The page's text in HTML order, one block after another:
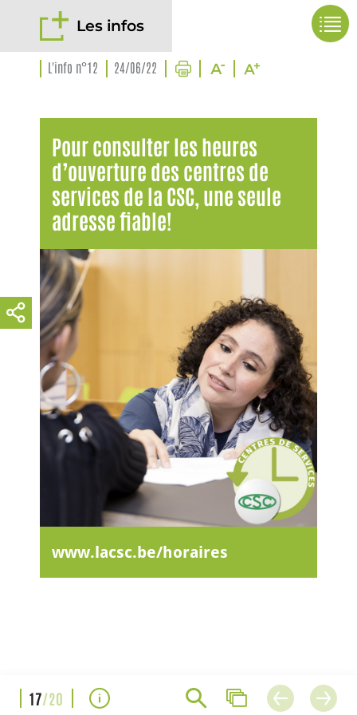
Les infos
L'info n°12 24/06/22
Pour consulter les heures
d’ouverture des centres de
services de la CSC, une seule
adresse fiable!
www.lacsc.be/horaires
17/20